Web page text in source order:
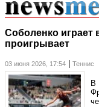
Соболенко играет
проигрывает
03 июня 2026, 17:54 Теннис
В